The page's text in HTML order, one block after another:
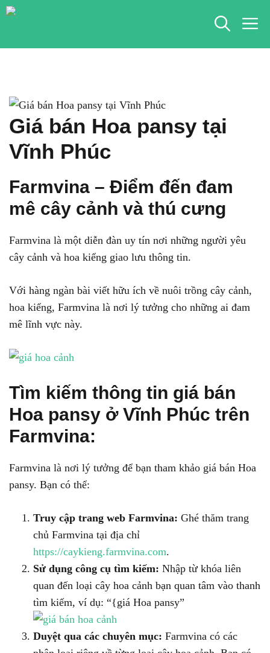
Chuyển
Giá bán Hoa pansy tại
Vĩnh Phúc
Farmvina – Điểm đến đam
mê cây cảnh và thú cưng
Farmvina là một diễn đàn uy tín nơi những người yêu
cây cảnh và hoa kiểng giao lưu thông tin.
Với hàng ngàn bài viết hữu ích về nuôi trồng cây cảnh,
hoa kiểng, Farmvina là nơi lý tưởng cho những ai đam
mê lĩnh vực này.
Tìm kiếm thông tin giá bán
Hoa pansy ở Vĩnh Phúc trên
Farmvina:
Farmvina là nơi lý tưởng để bạn tham khảo giá bán Hoa
pansy. Bạn có thể:
Truy cập trang web Farmvina: Ghé thăm trang
chủ Farmvina tại địa chỉ
https://caykieng.farmvina.com.
Sử dụng công cụ tìm kiếm: Nhập từ khóa liên
quan đến loại cây hoa cảnh bạn quan tâm vào thanh
tìm kiếm, ví dụ: “{giá Hoa pansy”
Duyệt qua các chuyên mục: Farmvina có các